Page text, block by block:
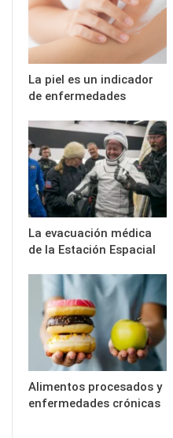
La piel es un indicador
de enfermedades
La evacuación médica
de la Estación Espacial
Alimentos procesados y
enfermedades crónicas